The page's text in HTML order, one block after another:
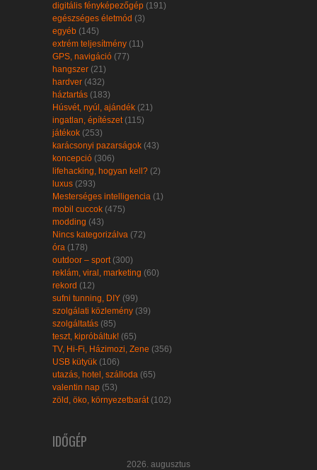
digitális fényképezőgép (191)
egészséges életmód (3)
egyéb (145)
extrém teljesítmény (11)
GPS, navigáció (77)
hangszer (21)
hardver (432)
háztartás (183)
Húsvét, nyúl, ajándék (21)
ingatlan, építészet(115)
játékok (253)
karácsonyi pazarságok (43)
koncepció (306)
lifehacking, hogyan kell? (2)
luxus (293)
Mesterséges intelligencia (1)
mobil cuccok (475)
modding (43)
Nincs kategorizálva (72)
óra (178)
outdoor – sport(300)
reklám, viral, marketing (60)
rekord (12)
sufni tunning, DIY (99)
szolgálati közlemény (39)
szolgáltatás (85)
teszt, kipróbáltuk! (65)
TV, Hi-Fi, Házimozi, Zene (356)
USB kütyük (106)
utazás, hotel, szálloda (65)
valentin nap (53)
zöld, öko, környezetbarát(102)
IDŐGÉP
2026. augusztus